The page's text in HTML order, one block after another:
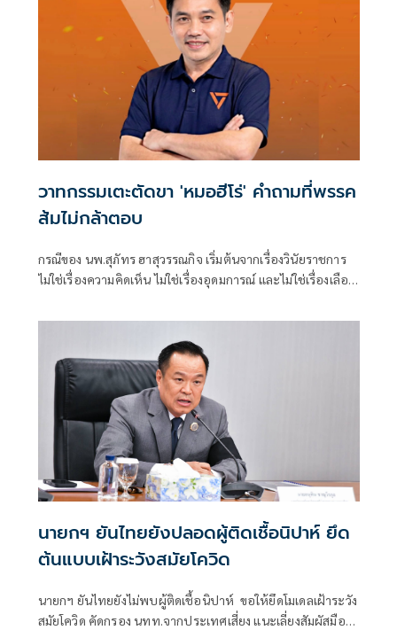
วาทกรรมเตะตัดขา 'หมอฮีโร่' คำถามที่พรรค
ส้มไม่กล้าตอบ
กรณีของ นพ.สุภัทร ฮาสุวรรณกิจ เริ่มต้นจากเรื่องวินัยราชการ
ไม่ใช่เรื่องความคิดเห็น ไม่ใช่เรื่องอุดมการณ์ และไม่ใช่เรื่องเลือก
นายกฯ ยันไทยยังปลอดผู้ติดเชื้อนิปาห์ ยึด
ต้นแบบเฝ้าระวังสมัยโควิด
นายกฯ ยันไทยยังไม่พบผู้ติดเชื้อนิปาห์ ขอให้ยึดโมเดลเฝ้าระวัง
สมัยโควิด คัดกรอง นทท.จากประเทศเสี่ยง แนะเลี่ยงสัมผัสมือ